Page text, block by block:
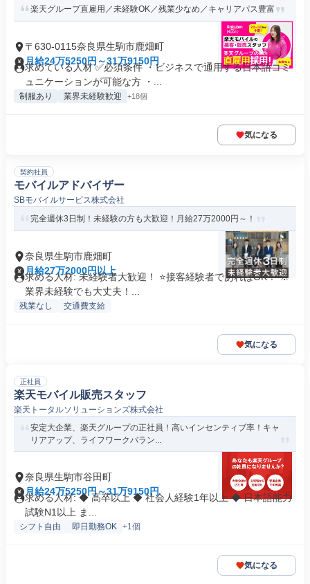
楽天グループ直雇用／未経験OK／残業少なめ／キャリアパス豊富
〒630-0115奈良県生駒市鹿畑町
月給24万5250円～31万9150円
求めている人材 ✅必須条件 ・ビジネスで通用する日本語コミ
ュニケーションが可能な方 ・...
制服あり 業界未経験歓迎 +18個
気になる
契約社員
モバイルアドバイザー
SBモバイルサービス株式会社
完全週休3日制！未経験の方も大歓迎！月給27万2000円～！
奈良県生駒市鹿畑町
月給27万2000円以上
求める人材: 未経験者大歓迎！ ⭐接客経験者であればOK！ ※
業界未経験でも大丈夫！...
残業なし 交通費支給
気になる
正社員
楽天モバイル販売スタッフ
楽天トータルソリューションズ株式会社
安定大企業、楽天グループの正社員！高いインセンティブ率！キャ
リアアップ、ライフワークバラン...
奈良県生駒市谷田町
月給24万5250円～31万9150円
求める人材: ◆ 高卒以上 ◆ 社会人経験1年以上 ◆ 日本語能力
試験N1以上 ま...
シフト自由 即日勤務OK +1個
気になる